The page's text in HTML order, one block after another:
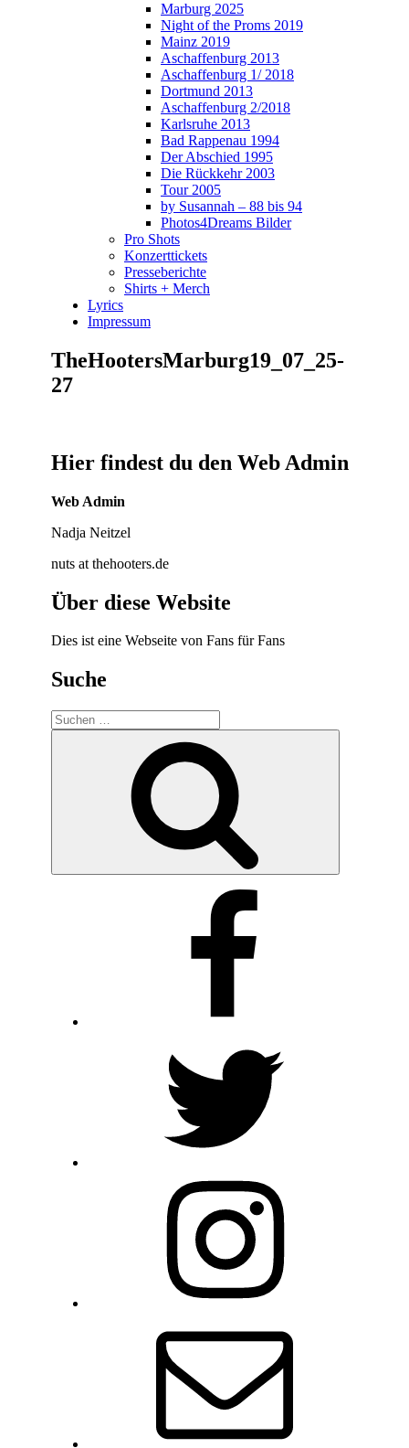
Marburg 2025
Night of the Proms 2019
Mainz 2019
Aschaffenburg 2013
Aschaffenburg 1/ 2018
Dortmund 2013
Aschaffenburg 2/2018
Karlsruhe 2013
Bad Rappenau 1994
Der Abschied 1995
Die Rückkehr 2003
Tour 2005
by Susannah – 88 bis 94
Photos4Dreams Bilder
Pro Shots
Konzerttickets
Presseberichte
Shirts + Merch
Lyrics
Impressum
TheHootersMarburg19_07_25-
27
Hier findest du den Web Admin
Web Admin
Nadja Neitzel
nuts at thehooters.de
Über diese Website
Dies ist eine Webseite von Fans für Fans
Suche
Suche
nach: